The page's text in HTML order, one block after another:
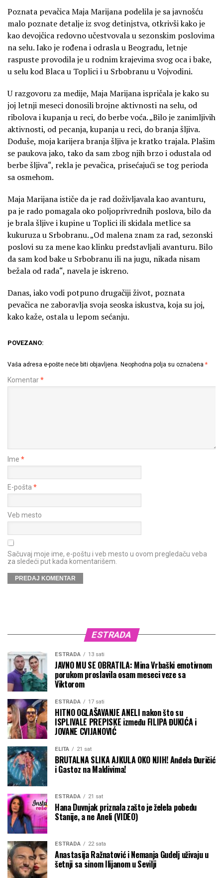
Poznata pevačica Maja Marijana podelila je sa javnošću
malo poznate detalje iz svog detinjstva, otkrivši kako je
kao devojčica redovno učestvovala u sezonskim poslovima
na selu. Iako je rođena i odrasla u Beogradu, letnje
raspuste provodila je u rodnim krajevima svog oca i bake,
u selu kod Blaca u Toplici i u Srbobranu u Vojvodini.
U razgovoru za medije, Maja Marijana ispričala je kako su
joj letnji meseci donosili brojne aktivnosti na selu, od
ribolova i kupanja u reci, do berbe voća. „Bilo je zanimljivih
aktivnosti, od pecanja, kupanja u reci, do branja šljiva.
Doduše, moja karijera branja šljiva je kratko trajala. Plašim
se paukova jako, tako da sam zbog njih brzo i odustala od
berbe šljiva“, rekla je pevačica, prisećajući se tog perioda
sa osmehom.
Maja Marijana ističe da je rad doživljavala kao avanturu,
pa je rado pomagala oko poljoprivrednih poslova, bilo da
je brala šljive i kupine u Toplici ili skidala metlice sa
kukuruza u Srbobranu. „Od malena znam za rad, sezonski
poslovi su za mene kao klinku predstavljali avanturu. Bilo
da sam kod bake u Srbobranu ili na jugu, nikada nisam
bežala od rada“, navela je iskreno.
Danas, iako vodi potpuno drugačiji život, poznata
pevačica ne zaboravlja svoja seoska iskustva, koja su joj,
kako kaže, ostala u lepom sećanju.
POVEZANO:
Vaša adresa e-pošte neće biti objavljena. Neophodna polja su označena *
Komentar*
Ime *
E-pošta *
Veb mesto
Sačuvaj moje ime, e-poštu i veb mesto u ovom pregledaču veba
za sledeći put kada komentarišem.
ESTRADA
ESTRADA 13 sati
JAVNO MU SE OBRATILA: Mina Vrbaški emotivnom
porukom proslavila osam meseci veze sa
Viktorom
ESTRADA 17 sati
HITNO OGLAŠAVANJE ANELI nakon što su
ISPLIVALE PREPISKE između FILIPA ĐUKIĆA i
JOVANE CVIJANOVIĆ
ELITA 21 sat
BRUTALNA SLIKA AJKULA OKO NJIH! Anđela Đuričić
i Gastoz na Maldivima!
ESTRADA 21 sat
Hana Duvnjak priznala zašto je želela pobedu
Stanije, a ne Aneli (VIDEO)
ESTRADA 22 sata
Anastasija Ražnatović i Nemanja Gudelj uživaju u
šetnji sa sinom Ilijanom u Sevilji